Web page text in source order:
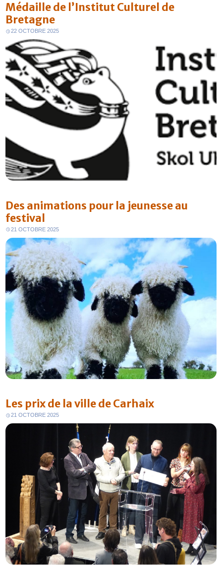
Médaille de l’Institut Culturel de
Bretagne
22 OCTOBRE 2025
Des animations pour la jeunesse au
festival
21 OCTOBRE 2025
Les prix de la ville de Carhaix
21 OCTOBRE 2025